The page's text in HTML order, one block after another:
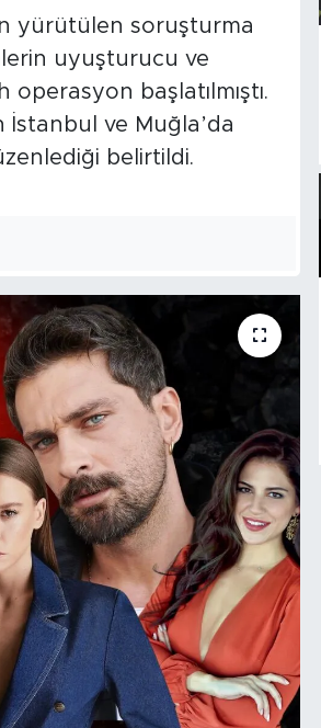
yürütülen soruşturma
uyuşturucu ve
operasyon başlatılmıştı.
İstanbul ve Muğla’da
belirtildi.